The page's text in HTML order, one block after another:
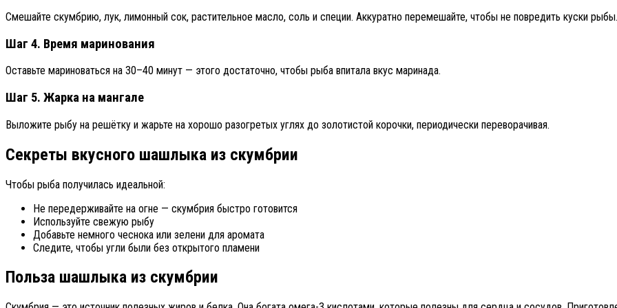
Смешайте скумбрию, лук, лимонный сок, растительное масло, соль и специи. Аккуратно перемешайте, чтобы не повредить куски рыбы.
Шаг 4. Время маринования
Оставьте мариноваться на 30–40 минут — этого достаточно, чтобы рыба впитала вкус маринада.
Шаг 5. Жарка на мангале
Выложите рыбу на решётку и жарьте на хорошо разогретых углях до золотистой корочки, периодически переворачивая.
Секреты вкусного шашлыка из скумбрии
Чтобы рыба получилась идеальной:
Не передерживайте на огне — скумбрия быстро готовится
Используйте свежую рыбу
Добавьте немного чеснока или зелени для аромата
Следите, чтобы угли были без открытого пламени
Польза шашлыка из скумбрии